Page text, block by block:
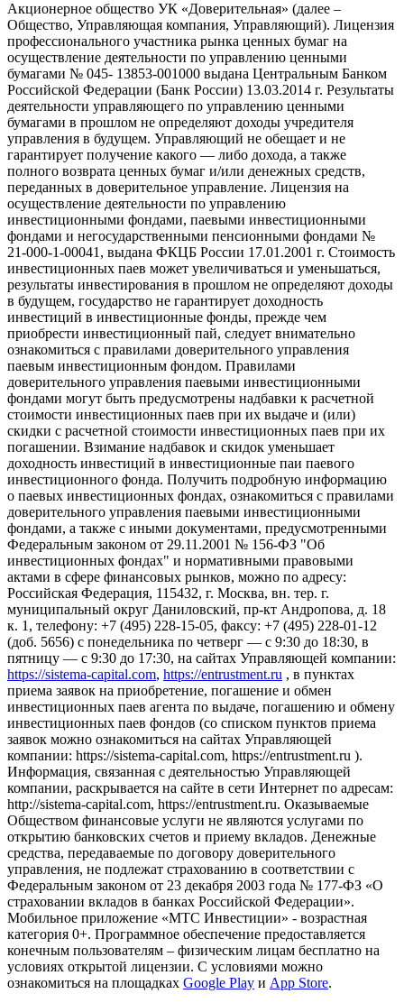
Акционерное общество УК «Доверительная» (далее –
Общество, Управляющая компания, Управляющий). Лицензия
профессионального участника рынка ценных бумаг на
осуществление деятельности по управлению ценными
бумагами № 045- 13853-001000 выдана Центральным Банком
Российской Федерации (Банк России) 13.03.2014 г. Результаты
деятельности управляющего по управлению ценными
бумагами в прошлом не определяют доходы учредителя
управления в будущем. Управляющий не обещает и не
гарантирует получение какого — либо дохода, а также
полного возврата ценных бумаг и/или денежных средств,
переданных в доверительное управление. Лицензия на
осуществление деятельности по управлению
инвестиционными фондами, паевыми инвестиционными
фондами и негосударственными пенсионными фондами №
21-000-1-00041, выдана ФКЦБ России 17.01.2001 г. Стоимость
инвестиционных паев может увеличиваться и уменьшаться,
результаты инвестирования в прошлом не определяют доходы
в будущем, государство не гарантирует доходность
инвестиций в инвестиционные фонды, прежде чем
приобрести инвестиционный пай, следует внимательно
ознакомиться с правилами доверительного управления
паевым инвестиционным фондом. Правилами
доверительного управления паевыми инвестиционными
фондами могут быть предусмотрены надбавки к расчетной
стоимости инвестиционных паев при их выдаче и (или)
скидки с расчетной стоимости инвестиционных паев при их
погашении. Взимание надбавок и скидок уменьшает
доходность инвестиций в инвестиционные паи паевого
инвестиционного фонда. Получить подробную информацию
о паевых инвестиционных фондах, ознакомиться с правилами
доверительного управления паевыми инвестиционными
фондами, а также с иными документами, предусмотренными
Федеральным законом от 29.11.2001 № 156-ФЗ "Об
инвестиционных фондах" и нормативными правовыми
актами в сфере финансовых рынков, можно по адресу:
Российская Федерация, 115432, г. Москва, вн. тер. г.
муниципальный округ Даниловский, пр-кт Андропова, д. 18
к. 1, телефону: +7 (495) 228-15-05, факсу: +7 (495) 228-01-12
(доб. 5656) с понедельника по четверг — c 9:30 до 18:30, в
пятницу — с 9:30 до 17:30, на сайтах Управляющей компании:
https://sistema-capital.com, https://entrustment.ru , в пунктах
приема заявок на приобретение, погашение и обмен
инвестиционных паев агента по выдаче, погашению и обмену
инвестиционных паев фондов (со списком пунктов приема
заявок можно ознакомиться на сайтах Управляющей
компании: https://sistema-capital.com, https://entrustment.ru ).
Информация, связанная с деятельностью Управляющей
компании, раскрывается на сайте в сети Интернет по адресам:
http://sistema-capital.com, https://entrustment.ru. Оказываемые
Обществом финансовые услуги не являются услугами по
открытию банковских счетов и приему вкладов. Денежные
средства, передаваемые по договору доверительного
управления, не подлежат страхованию в соответствии с
Федеральным законом от 23 декабря 2003 года № 177-ФЗ «О
страховании вкладов в банках Российской Федерации».
Мобильное приложение «МТС Инвестиции» - возрастная
категория 0+. Программное обеспечение предоставляется
конечным пользователям – физическим лицам бесплатно на
условиях открытой лицензии. С условиями можно
ознакомиться на площадках Google Play и App Store.